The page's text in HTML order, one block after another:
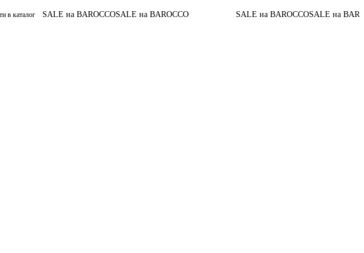
SALE на BAROCCOSALE на BAROCCO SALE на BAROCCOSALE на BAROCCOДо